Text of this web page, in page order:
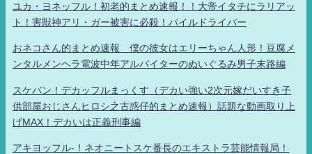
ユカ・ヨネッフル！初老的まとめ速報！！大帝イタチにラリアッ
ト！害獣神アリ・ガー被害に必殺！パイルドライバー
おネコさん的まとめ速報 僕の彼女はエリーちゃん人形！豆腐メ
ンタルメンヘラ電波中年アルバイターのぬいぐるみ男子末路編
スケバン！デカッフルまっくす（デカい強い2次元嫁だいすき子
供部屋おじさんヒロシ之古惑仔的まとめ速報）話題な動画取り上
げMAX！デカいは正義刑事編
アキヨッフル-！ネオニートスケ番長のエキストラ芸能情報局！